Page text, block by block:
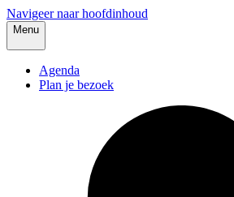
Navigeer naar hoofdinhoud
Menu
Agenda
Plan je bezoek